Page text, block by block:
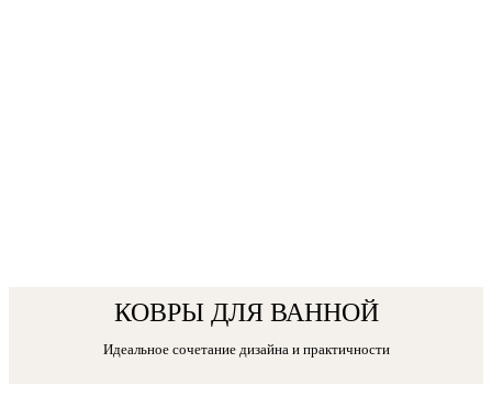
КОВРЫ ДЛЯ ВАННОЙ
Идеальное сочетание дизайна и практичности